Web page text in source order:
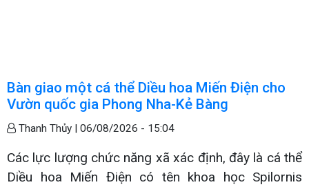
Bàn giao một cá thể Diều hoa Miến Điện cho
Vườn quốc gia Phong Nha-Kẻ Bàng
Thanh Thủy | 06/08/2026 - 15:04
Các lực lượng chức năng xã xác định, đây là cá thể
Diều hoa Miến Điện có tên khoa học Spilornis